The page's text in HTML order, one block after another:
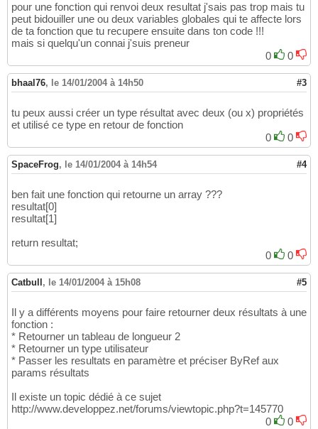
pour une fonction qui renvoi deux resultat j'sais pas trop mais tu
peut bidouiller une ou deux variables globales qui te affecte lors
de ta fonction que tu recupere ensuite dans ton code !!!
mais si quelqu'un connai j'suis preneur
0
0
bhaal76, le 14/01/2004 à 14h50 #3
tu peux aussi créer un type résultat avec deux (ou x) propriétés
et utilisé ce type en retour de fonction
0
0
SpaceFrog, le 14/01/2004 à 14h54 #4
ben fait une fonction qui retourne un array ???
resultat[0]
resultat[1]
return resultat;
0
0
Catbull , le 14/01/2004 à 15h08 #5
Il y a différents moyens pour faire retourner deux résultats à une
fonction :
* Retourner un tableau de longueur 2
* Retourner un type utilisateur
* Passer les resultats en paramètre et préciser ByRef aux
params résultats
Il existe un topic dédié à ce sujet
http://www.developpez.net/forums/viewtopic.php?t=145770
0
0